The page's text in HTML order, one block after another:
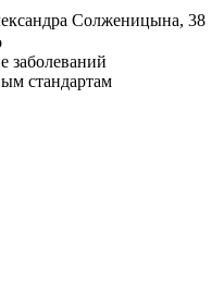
Солженицына, 38
заболеваний
стандартам